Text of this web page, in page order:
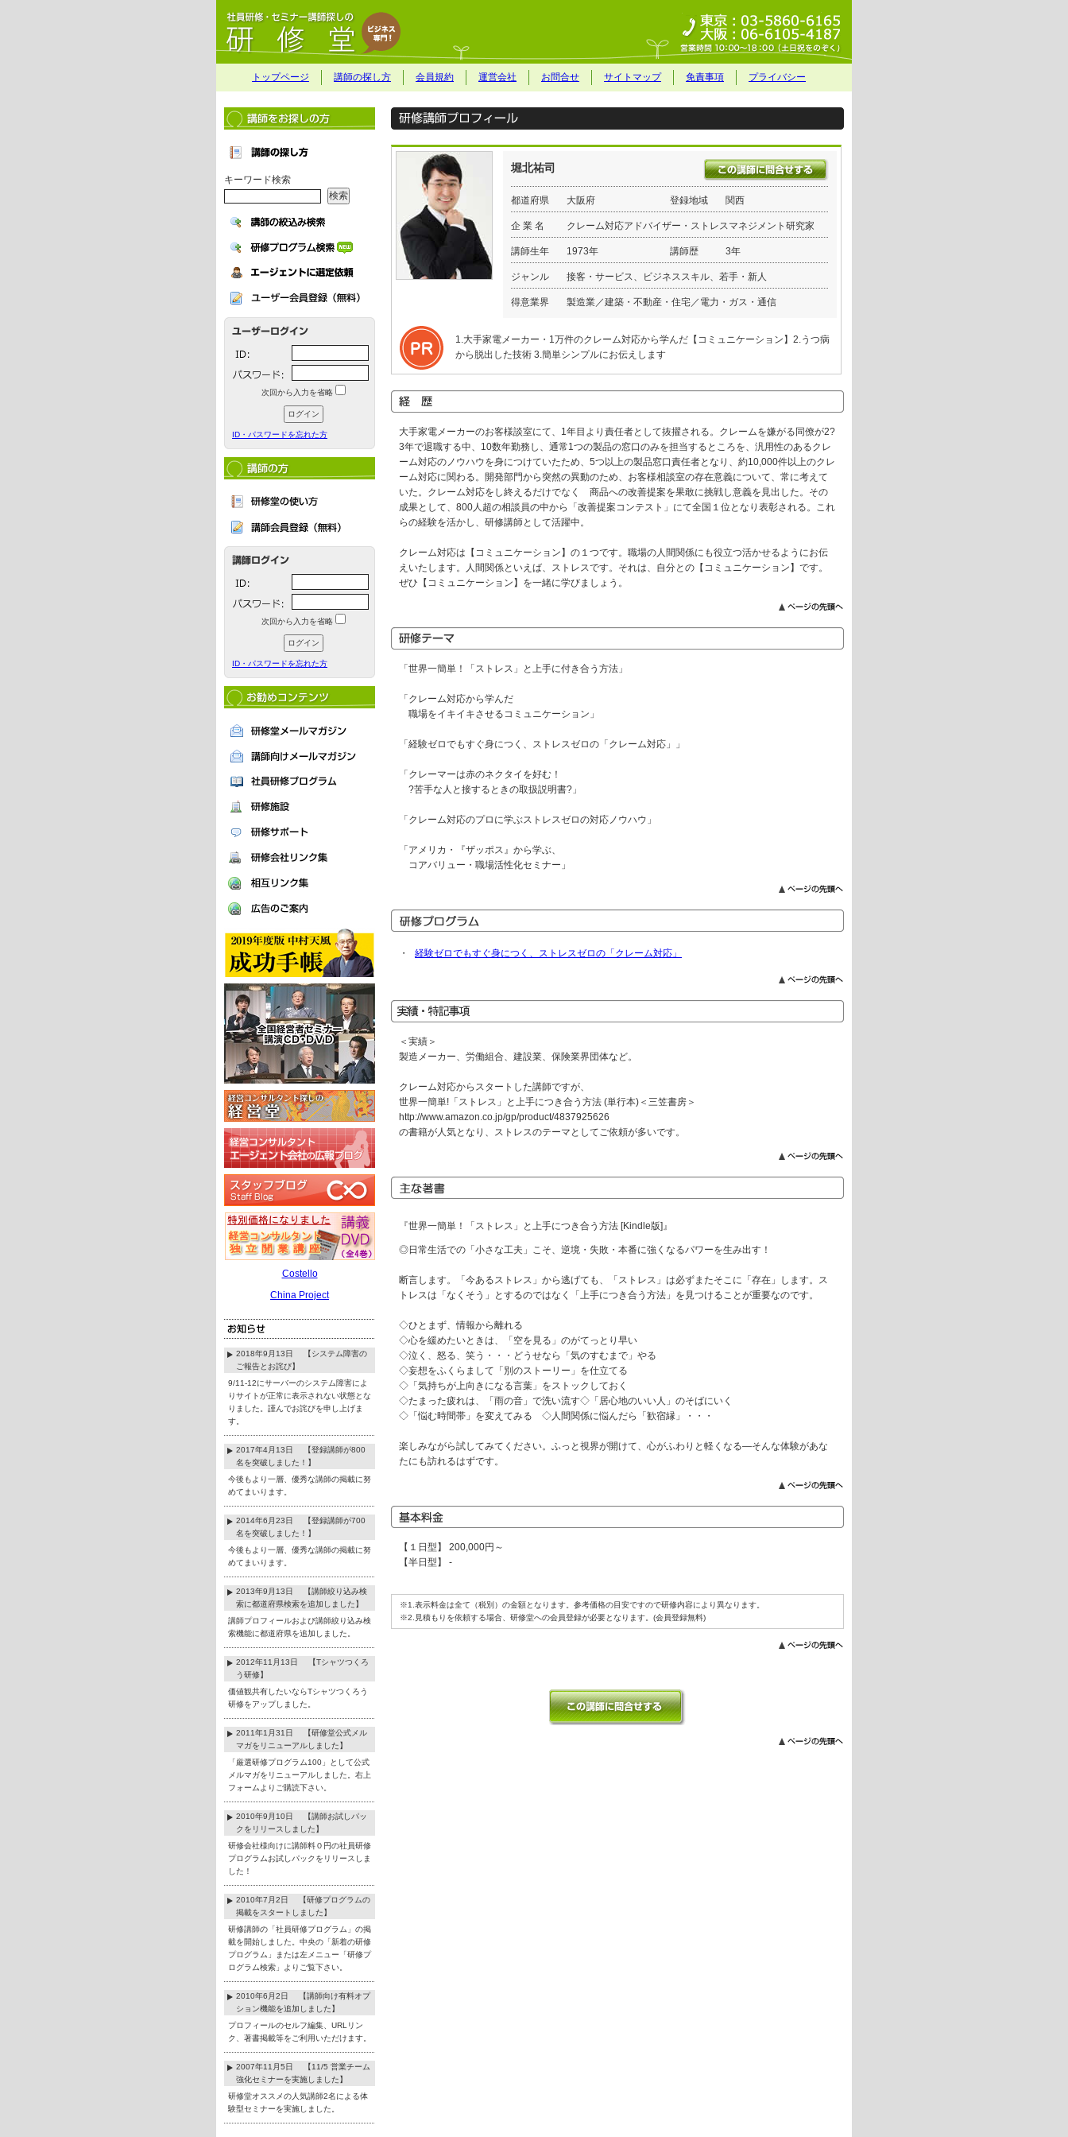
トップページ 講師の探し方 会員規約 運営会社 お問合せ サイトマップ 免責事項 プライバシー
キーワード検索
次回から入力を省略
ID・パスワードを忘れた方
次回から入力を省略
ID・パスワードを忘れた方
Costello
China Project
2018年9月13日 【システム障害の
ご報告とお詫び】
9/11-12にサーバーのシステム障害によ
りサイトが正常に表示されない状態とな
りました。謹んでお詫びを申し上げま
す。
2017年4月13日 【登録講師が800
名を突破しました！】
今後もより一層、優秀な講師の掲載に努
めてまいります。
2014年6月23日 【登録講師が700
名を突破しました！】
今後もより一層、優秀な講師の掲載に努
めてまいります。
2013年9月13日 【講師絞り込み検
索に都道府県検索を追加しました】
講師プロフィールおよび講師絞り込み検
索機能に都道府県を追加しました。
2012年11月13日 【Tシャツつくろ
う研修】
価値観共有したいならTシャツつくろう
研修をアップしました。
2011年1月31日 【研修堂公式メル
マガをリニューアルしました】
「厳選研修プログラム100」として公式
メルマガをリニューアルしました。右上
フォームよりご購読下さい。
2010年9月10日 【講師お試しパッ
クをリリースしました】
研修会社様向けに講師料０円の社員研修
プログラムお試しパックをリリースしま
した！
2010年7月2日 【研修プログラムの
掲載をスタートしました】
研修講師の「社員研修プログラム」の掲
載を開始しました。中央の「新着の研修
プログラム」または左メニュー「研修プ
ログラム検索」よりご覧下さい。
2010年6月2日 【講師向け有料オプ
ション機能を追加しました】
プロフィールのセルフ編集、URLリン
ク、著書掲載等をご利用いただけます。
2007年11月5日 【11/5 営業チーム
強化セミナーを実施しました】
研修堂オススメの人気講師2名による体
験型セミナーを実施しました。
堀北祐司
都道府県 大阪府 登録地域 関西
企 業 名 クレーム対応アドバイザー・ストレスマネジメント研究家
講師生年 1973年 講師歴 3年
ジャンル 接客・サービス、ビジネススキル、若手・新人
得意業界 製造業／建築・不動産・住宅／電力・ガス・通信
1.大手家電メーカー・1万件のクレーム対応から学んだ【コミュニケーション】2.うつ病
から脱出した技術 3.簡単シンプルにお伝えします
大手家電メーカーのお客様談室にて、1年目より責任者として抜擢される。クレームを嫌がる同僚が2?
3年で退職する中、10数年勤務し、通常1つの製品の窓口のみを担当するところを、汎用性のあるクレ
ーム対応のノウハウを身につけていたため、5つ以上の製品窓口責任者となり、約10,000件以上のクレ
ーム対応に関わる。開発部門から突然の異動のため、お客様相談室の存在意義について、常に考えて
いた。クレーム対応をし終えるだけでなく 商品への改善提案を果敢に挑戦し意義を見出した。その
成果として、800人超の相談員の中から「改善提案コンテスト」にて全国１位となり表彰される。これ
らの経験を活かし、研修講師として活躍中。
クレーム対応は【コミュニケーション】の１つです。職場の人間関係にも役立つ活かせるようにお伝
えいたします。人間関係といえば、ストレスです。それは、自分との【コミュニケーション】です。
ぜひ【コミュニケーション】を一緒に学びましょう。
「世界一簡単！「ストレス」と上手に付き合う方法」
「クレーム対応から学んだ
職場をイキイキさせるコミュニケーション」
「経験ゼロでもすぐ身につく、ストレスゼロの「クレーム対応」」
「クレーマーは赤のネクタイを好む！
?苦手な人と接するときの取扱説明書?」
「クレーム対応のプロに学ぶストレスゼロの対応ノウハウ」
「アメリカ・『ザッポス』から学ぶ、
コアバリュー・職場活性化セミナー」
・ 経験ゼロでもすぐ身につく、ストレスゼロの「クレーム対応」
＜実績＞
製造メーカー、労働組合、建設業、保険業界団体など。
クレーム対応からスタートした講師ですが、
世界一簡単!「ストレス」と上手につき合う方法 (単行本)＜三笠書房＞
http://www.amazon.co.jp/gp/product/4837925626
の書籍が人気となり、ストレスのテーマとしてご依頼が多いです。
『世界一簡単！「ストレス」と上手につき合う方法 [Kindle版]』
◎日常生活での「小さな工夫」こそ、逆境・失敗・本番に強くなるパワーを生み出す！
断言します。「今あるストレス」から逃げても、「ストレス」は必ずまたそこに「存在」します。ス
トレスは「なくそう」とするのではなく「上手につき合う方法」を見つけることが重要なのです。
◇ひとまず、情報から離れる
◇心を緩めたいときは、「空を見る」のがてっとり早い
◇泣く、怒る、笑う・・・どうせなら「気のすむまで」やる
◇妄想をふくらまして「別のストーリー」を仕立てる
◇「気持ちが上向きになる言葉」をストックしておく
◇たまった疲れは、「雨の音」で洗い流す◇「居心地のいい人」のそばにいく
◇「悩む時間帯」を変えてみる ◇人間関係に悩んだら「歓宿縁」・・・
楽しみながら試してみてください。ふっと視界が開けて、心がふわりと軽くなる―そんな体験があな
たにも訪れるはずです。
【１日型】 200,000円～
【半日型】 -
※1.表示料金は全て（税別）の金額となります。参考価格の目安ですので研修内容により異なります。
※2.見積もりを依頼する場合、研修堂への会員登録が必要となります。(会員登録無料)